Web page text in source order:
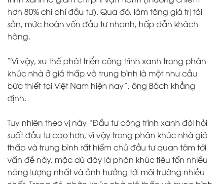
hơn 80% chi phí đầu tư). Qua đó, làm tăng giá trị tài
sản, mức hoàn vốn đầu tư nhanh, hấp dẫn khách
hàng.
“Vì vậy, xu thế phát triển công trình xanh trong phân
khúc nhà ở giá thấp và trung bình là một nhu cầu
bức thiết tại Việt Nam hiện nay”, ông Bách khẳng
định.
Tuy nhiên theo vị này “Đầu tư công trình xanh đòi hỏi
suất đầu tư cao hơn, vì vậy trong phân khúc nhà giá
thấp và trung bình rất hiếm chủ đầu tư quan tâm tới
vấn đề này, mặc dù đây là phân khúc tiêu tốn nhiều
năng lượng nhất và ảnh hưởng tới môi trường nhiều